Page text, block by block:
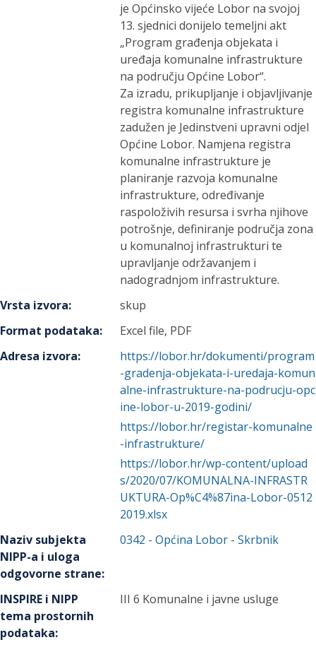
je Općinsko vijeće Lobor na svojoj
13. sjednici donijelo temeljni akt
„Program građenja objekata i
uređaja komunalne infrastrukture
na području Općine Lobor“.
Za izradu, prikupljanje i objavljivanje
registra komunalne infrastrukture
zadužen je Jedinstveni upravni odjel
Općine Lobor. Namjena registra
komunalne infrastrukture je
planiranje razvoja komunalne
infrastrukture, određivanje
raspoloživih resursa i svrha njihove
potrošnje, definiranje područja zona
u komunalnoj infrastrukturi te
upravljanje održavanjem i
nadogradnjom infrastrukture.
Vrsta izvora:
skup
Format podataka:
Excel file, PDF
Adresa izvora:
https://lobor.hr/dokumenti/program
-gradenja-objekata-i-uredaja-komun
alne-infrastrukture-na-podrucju-opc
ine-lobor-u-2019-godini/
https://lobor.hr/registar-komunalne
-infrastrukture/
https://lobor.hr/wp-content/upload
s/2020/07/KOMUNALNA-INFRASTR
UKTURA-Op%C4%87ina-Lobor-0512
2019.xlsx
Naziv subjekta
NIPP-a i uloga
odgovorne strane:
0342 -Općina Lobor - Skrbnik
INSPIRE i NIPP
tema prostornih
podataka:
III 6 Komunalne i javne usluge